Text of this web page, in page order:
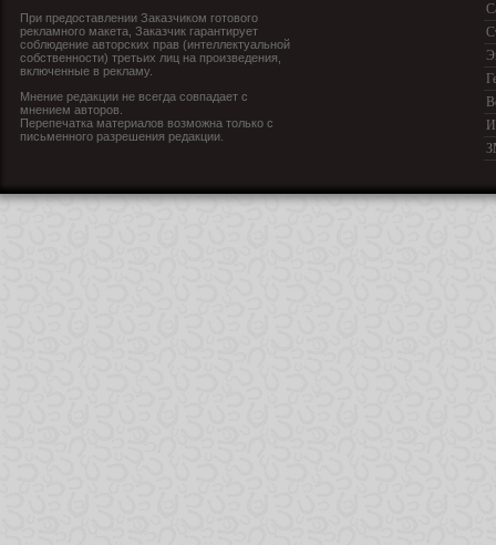
При предоставлении Заказчиком готового
рекламного макета, Заказчик гарантирует
соблюдение авторских прав (интеллектуальной
собственности) третьих лиц на произведения,
включенные в рекламу.
Мнение редакции не всегда совпадает с
мнением авторов.
Перепечатка материалов возможна только с
письменного разрешения редакции.